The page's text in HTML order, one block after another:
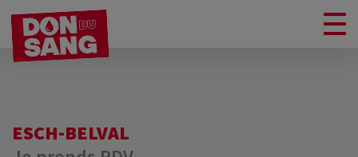
ESCH-BELVAL